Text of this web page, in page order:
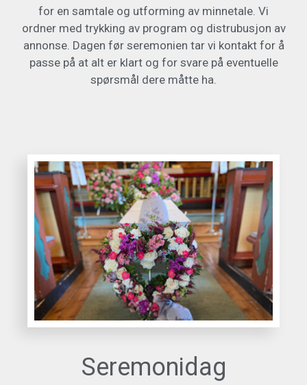
for en samtale og utforming av minnetale. Vi
ordner med trykking av program og distrubusjon av
annonse. Dagen før seremonien tar vi kontakt for å
passe på at alt er klart og for svare på eventuelle
spørsmål dere måtte ha.
Seremonidag